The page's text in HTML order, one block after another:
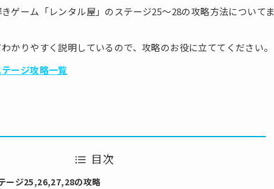
ゲーム「レンタル屋」のステージ25〜28の攻略方法についてま
かりやすく説明しているので、攻略のお役に立ててください。
ージ攻略一覧
目次
ージ25,26,27,28の攻略